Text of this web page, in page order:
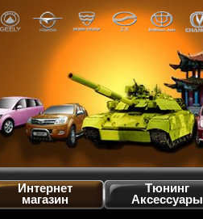
Интернет
магазин
Тюнинг
Аксессуары